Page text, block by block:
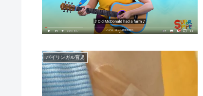
バイリンガル育児